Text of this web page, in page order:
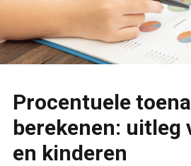
Procentuele
berekenen: uitleg
en kinderen